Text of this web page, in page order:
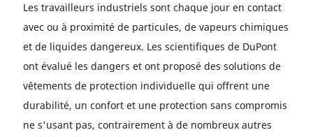
Les travailleurs industriels sont chaque jour en contact
avec ou à proximité de particules, de vapeurs chimiques
et de liquides dangereux. Les scientifiques de DuPont
ont évalué les dangers et ont proposé des solutions de
vêtements de protection individuelle qui offrent une
durabilité, un confort et une protection sans compromis
ne s'usant pas, contrairement à de nombreux autres